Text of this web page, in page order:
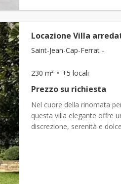
Locazione Villa
Saint-Jean-Cap-Ferrat -
230 m² +5 locali
Prezzo su richiesta
Nel cuore della rinomata
questa villa elegante offre
discrezione, serenità e